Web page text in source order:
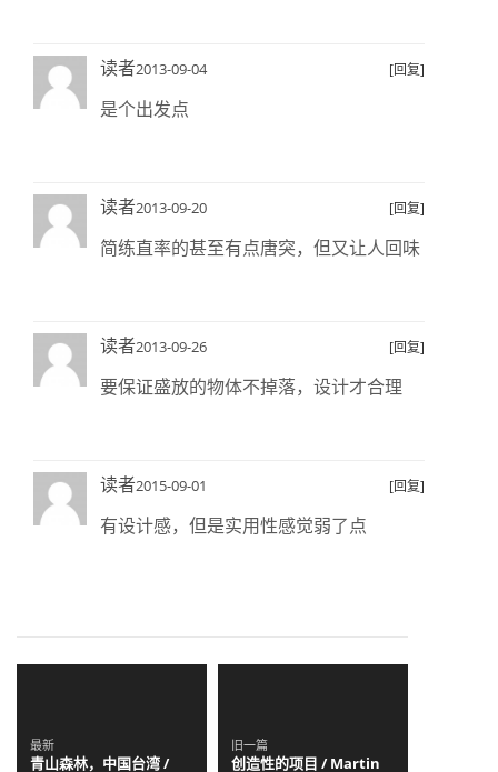
读者2013-09-04 [回复]
是个出发点
读者2013-09-20 [回复]
简练直率的甚至有点唐突，但又让人回味
读者2013-09-26 [回复]
要保证盛放的物体不掉落，设计才合理
读者2015-09-01 [回复]
有设计感，但是实用性感觉弱了点
最新
青山森林，中国台湾 /
旧一篇
创造性的项目 / Martin